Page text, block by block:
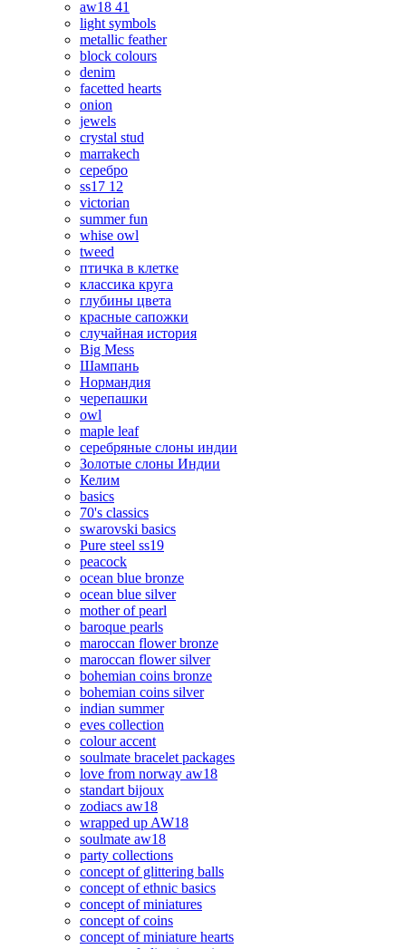
aw18 41
light symbols
metallic feather
block colours
denim
facetted hearts
onion
jewels
crystal stud
marrakech
серебро
ss17 12
victorian
summer fun
whise owl
tweed
птичка в клетке
классика круга
глубины цвета
красные сапожки
случайная история
Big Mess
Шампань
Нормандия
черепашки
owl
maple leaf
серебряные слоны индии
Золотые слоны Индии
Келим
basics
70's classics
swarovski basics
Pure steel ss19
peacock
ocean blue bronze
ocean blue silver
mother of pearl
baroque pearls
maroccan flower bronze
maroccan flower silver
bohemian coins bronze
bohemian coins silver
indian summer
eves collection
colour accent
soulmate bracelet packages
love from norway aw18
standart bijoux
zodiacs aw18
wrapped up AW18
soulmate aw18
party collections
concept of glittering balls
concept of ethnic basics
concept of miniatures
concept of coins
concept of miniature hearts